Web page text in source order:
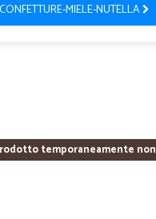
CONFETTURE-MIELE-NUTELLA
temporaneamente